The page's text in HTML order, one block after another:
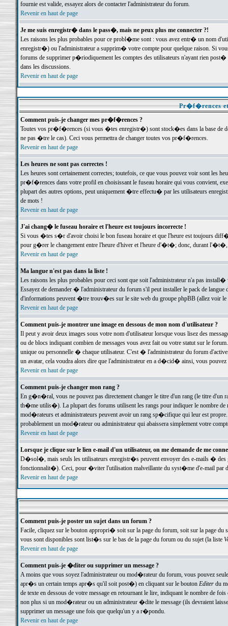
fournie est valide, essayez alors de contacter l'administrateur du forum.
Revenir en haut de page
Je me suis enregistr� dans le pass�, mais ne peux plus me connecter ?!
Les raisons les plus probables pour ce probl�me sont : vous avez entr� un nom
enregistr�) ou l'administrateur a supprim� votre compte pour quelque raison. Si
forums de supprimer p�riodiquement les comptes des utilisateurs n'ayant rien
dans les discussions.
Revenir en haut de page
Pr�f�rences
Comment puis-je changer mes pr�f�rences ?
Toutes vos pr�f�rences (si vous �tes enregistr�) sont stock�es dans la base de
ne pas �tre le cas). Ceci vous permettra de changer toutes vos pr�f�rences.
Revenir en haut de page
Les heures ne sont pas correctes !
Les heures sont certainement correctes; toutefois, ce que vous pouvez voir sont
pr�f�rences dans votre profil en choisissant le fuseau horaire qui vous convient,
plupart des autres options, peut uniquement �tre effectu� par les utilisateurs
de mots !
Revenir en haut de page
J'ai chang� le fuseau horaire et l'heure est toujours incorrecte !
Si vous �tes s�r d'avoir choisi le bon fuseau horaire et que l'heure est toujours
pour g�rer le changement entre l'heure d'hiver et l'heure d'�t�; donc, durant
Revenir en haut de page
Ma langue n'est pas dans la liste !
Les raisons les plus probables pour ceci sont que soit l'administrateur n'a pas
Essayez de demander � l'administrateur du forum s'il peut installer le pack de
d'informations peuvent �tre trouv�es sur le site web du groupe phpBB (allez voir le
Revenir en haut de page
Comment puis-je montrer une image en dessous de mon nom d'utilisateur ?
Il peut y avoir deux images sous votre nom d'utilisateur lorsque vous lisez des
ou de blocs indiquant combien de messages vous avez fait ou votre statut sur le
unique ou personnelle � chaque utilisateur. C'est � l'administrateur du forum
un avatar, cela voudra alors dire que l'administrateur en a d�cid� ainsi, vous
Revenir en haut de page
Comment puis-je changer mon rang ?
En g�n�ral, vous ne pouvez pas directement changer le titre d'un rang (le titre d'un
th�me utilis�). La plupart des forums utilisent les rangs pour indiquer le nombre de
mod�rateurs et administrateurs peuvent avoir un rang sp�cifique qui leur est
probablement un mod�rateur ou administrateur qui abaissera simplement votre
Revenir en haut de page
Lorsque je clique sur le lien e-mail d'un utilisateur, on me demande de me
D�sol�, mais seuls les utilisateurs enregistr�s peuvent envoyer des e-mails �
fonctionnalit�). Ceci, pour �viter l'utilisation malveillante du syst�me d'e-mail par
Revenir en haut de page
Comment puis-je poster un sujet dans un forum ?
Facile, cliquez sur le bouton appropri� soit sur la page du forum, soit sur la page du
vous sont disponibles sont list�s sur le bas de la page du forum ou du sujet (la liste
Revenir en haut de page
Comment puis-je �diter ou supprimer un message ?
A moins que vous soyez l'administrateur ou mod�rateur du forum, vous pouvez
apr�s un certain temps apr�s qu'il soit post�) en cliquant sur le bouton Editerdu
de texte en dessous de votre message en retournant le lire, indiquant le nombre
non plus si un mod�rateur ou un administrateur �dite le message (ils devraient
supprimer un message une fois que quelqu'un y a r�pondu.
Revenir en haut de page